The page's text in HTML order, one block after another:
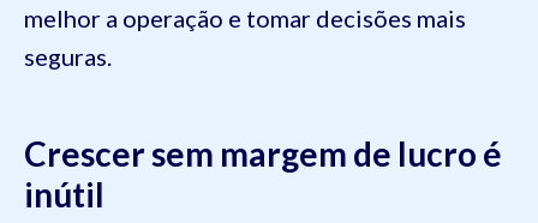
melhor a operação e tomar decisões mais
seguras.
Crescer sem margem de lucro é
inútil